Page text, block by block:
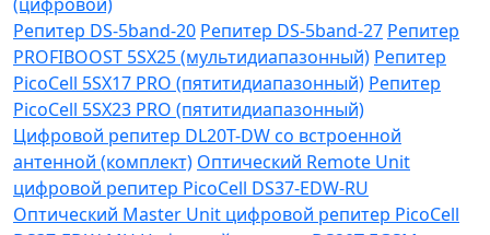
Репитер DS-5band-20 Репитер DS-5band-27 Репитер
PROFIBOOST 5SX25 (мультидиапазонный) Репитер
PicoCell 5SX17 PRO (пятитидиапазонный) Репитер
PicoCell 5SX23 PRO (пятитидиапазонный)
Цифровой репитер DL20T-DW со встроенной
антенной (комплект) Оптический Remote Unit
цифровой репитер PicoCell DS37-EDW-RU
Оптический Master Unit цифровой репитер PicoCell